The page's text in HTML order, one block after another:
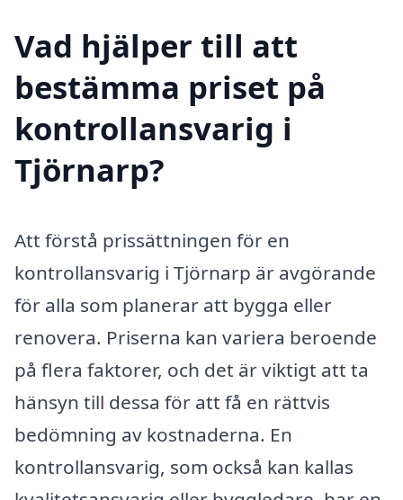
Vad hjälper till att
bestämma priset på
kontrollansvarig i
Tjörnarp?
Att förstå prissättningen för en
kontrollansvarig i Tjörnarp är avgörande
för alla som planerar att bygga eller
renovera. Priserna kan variera beroende
på flera faktorer, och det är viktigt att ta
hänsyn till dessa för att få en rättvis
bedömning av kostnaderna. En
kontrollansvarig, som också kan kallas